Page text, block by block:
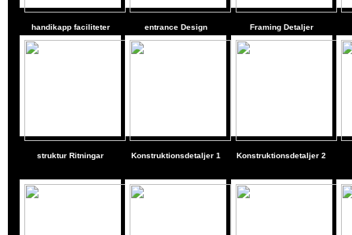
handikapp faciliteter entrance Design Framing Detaljer
struktur Ritningar Konstruktionsdetaljer 1 Konstruktionsdetaljer 2